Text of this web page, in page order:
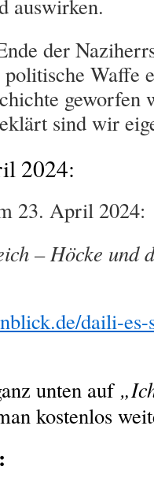
auswirken.
der
Waffe
geworfen
sind wir
2024:
23. April 2024:
–Höcke und
daili-
unten auf
kostenlos